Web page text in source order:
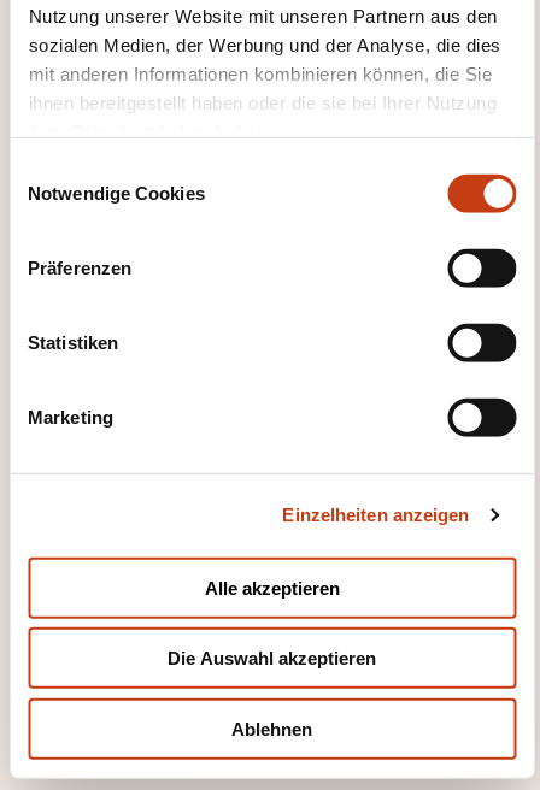
Nutzung unserer Website mit unseren Partnern aus den
sozialen Medien, der Werbung und der Analyse, die dies
mit anderen Informationen kombinieren können, die Sie
ihnen bereitgestellt haben oder die sie bei Ihrer Nutzung
Notwendige Cookies
Präferenzen
Statistiken
Marketing
Einzelheiten anzeigen
Alle akzeptieren
Die Auswahl akzeptieren
Ablehnen
KÖNNTEN SIE INTERESSIEREN
FR
Sécurité incendie pour les
AUF ANFRAGE
Verteidigung Prävention
Sicherheit - Brandschutz